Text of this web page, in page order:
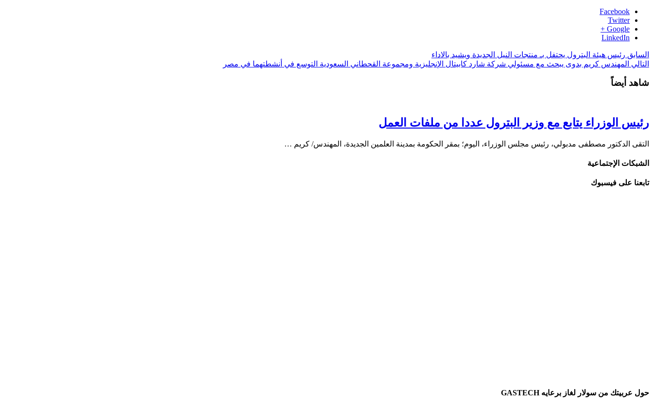
Facebook
Twitter
Google +
LinkedIn
السابق رئيس هيئة البترول يحتفل بـ منتجات النيل الجديدة ويشيد بالاداء
التالي المهندس كريم بدوى يبحث مع مسئولي شركة شارد كابيتال الإنجليزية ومجموعة القحطاني السعودية التوسع في أنشطتهما في مصر
شاهد أيضاً
رئيس الوزراء يتابع مع وزير البترول عددا من ملفات العمل
التقى الدكتور مصطفى مدبولي، رئيس مجلس الوزراء، اليوم؛ بمقر الحكومة بمدينة العلمين الجديدة، المهندس/ كريم …
الشبكات الإجتماعية
تابعنا على فيسبوك
حول عربيتك من سولار لغاز برعايه GASTECH